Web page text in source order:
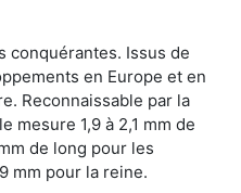
conquérantes. Issus de
en Europe et en
Reconnaissable par la
mesure 1,9 à 2,1 mm de
de long pour les
mm pour la reine.